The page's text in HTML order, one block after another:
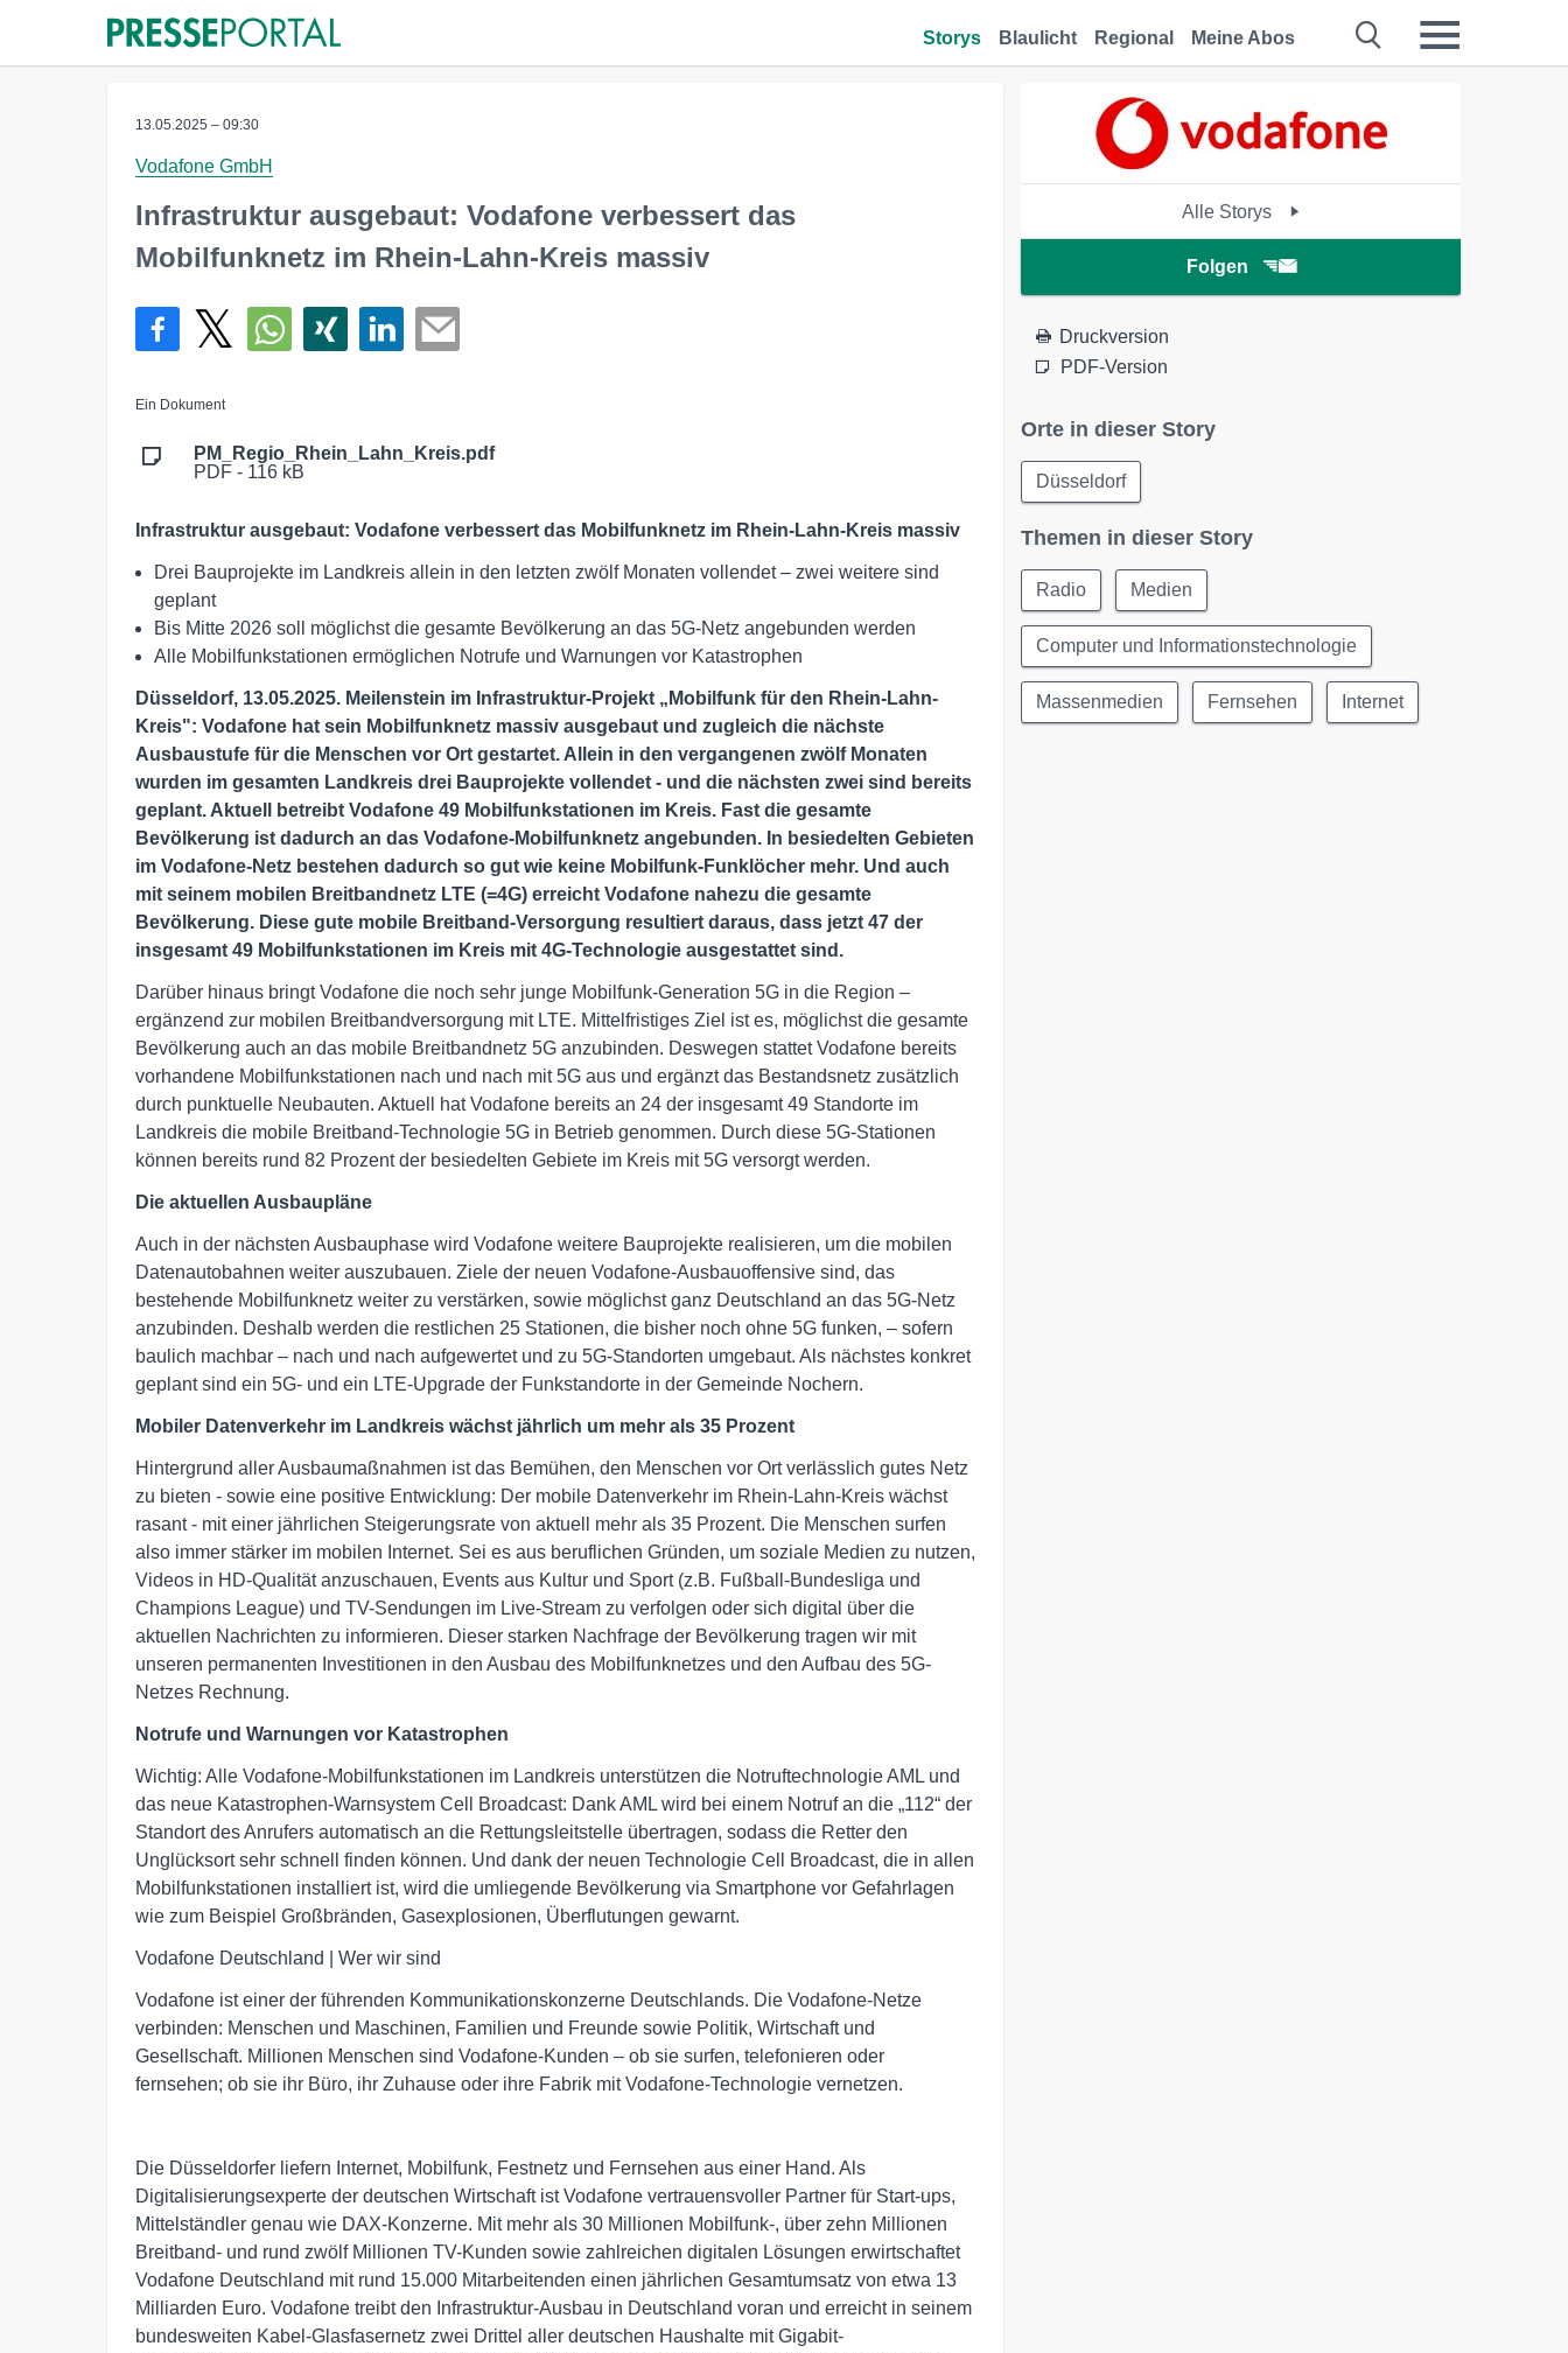
Storys Blaulicht Regional Meine Abos
13.05.2025 – 09:30
Vodafone GmbH
Infrastruktur ausgebaut: Vodafone verbessert das
Mobilfunknetz im Rhein-Lahn-Kreis massiv
Ein Dokument
PM_Regio_Rhein_Lahn_Kreis.pdf
PDF - 116 kB
Infrastruktur ausgebaut: Vodafone verbessert das Mobilfunknetz im Rhein-Lahn-Kreis massiv
Drei Bauprojekte im Landkreis allein in den letzten zwölf Monaten vollendet – zwei weitere sind
geplant
Bis Mitte 2026 soll möglichst die gesamte Bevölkerung an das 5G-Netz angebunden werden
Alle Mobilfunkstationen ermöglichen Notrufe und Warnungen vor Katastrophen
Düsseldorf, 13.05.2025. Meilenstein im Infrastruktur-Projekt „Mobilfunk für den Rhein-Lahn-
Kreis": Vodafone hat sein Mobilfunknetz massiv ausgebaut und zugleich die nächste
Ausbaustufe für die Menschen vor Ort gestartet. Allein in den vergangenen zwölf Monaten
wurden im gesamten Landkreis drei Bauprojekte vollendet - und die nächsten zwei sind bereits
geplant. Aktuell betreibt Vodafone 49 Mobilfunkstationen im Kreis. Fast die gesamte
Bevölkerung ist dadurch an das Vodafone-Mobilfunknetz angebunden. In besiedelten Gebieten
im Vodafone-Netz bestehen dadurch so gut wie keine Mobilfunk-Funklöcher mehr. Und auch
mit seinem mobilen Breitbandnetz LTE (=4G) erreicht Vodafone nahezu die gesamte
Bevölkerung. Diese gute mobile Breitband-Versorgung resultiert daraus, dass jetzt 47 der
insgesamt 49 Mobilfunkstationen im Kreis mit 4G-Technologie ausgestattet sind.
Darüber hinaus bringt Vodafone die noch sehr junge Mobilfunk-Generation 5G in die Region –
ergänzend zur mobilen Breitbandversorgung mit LTE. Mittelfristiges Ziel ist es, möglichst die gesamte
Bevölkerung auch an das mobile Breitbandnetz 5G anzubinden. Deswegen stattet Vodafone bereits
vorhandene Mobilfunkstationen nach und nach mit 5G aus und ergänzt das Bestandsnetz zusätzlich
durch punktuelle Neubauten. Aktuell hat Vodafone bereits an 24 der insgesamt 49 Standorte im
Landkreis die mobile Breitband-Technologie 5G in Betrieb genommen. Durch diese 5G-Stationen
können bereits rund 82 Prozent der besiedelten Gebiete im Kreis mit 5G versorgt werden.
Die aktuellen Ausbaupläne
Auch in der nächsten Ausbauphase wird Vodafone weitere Bauprojekte realisieren, um die mobilen
Datenautobahnen weiter auszubauen. Ziele der neuen Vodafone-Ausbauoffensive sind, das
bestehende Mobilfunknetz weiter zu verstärken, sowie möglichst ganz Deutschland an das 5G-Netz
anzubinden. Deshalb werden die restlichen 25 Stationen, die bisher noch ohne 5G funken, – sofern
baulich machbar – nach und nach aufgewertet und zu 5G-Standorten umgebaut. Als nächstes konkret
geplant sind ein 5G- und ein LTE-Upgrade der Funkstandorte in der Gemeinde Nochern.
Mobiler Datenverkehr im Landkreis wächst jährlich um mehr als 35 Prozent
Hintergrund aller Ausbaumaßnahmen ist das Bemühen, den Menschen vor Ort verlässlich gutes Netz
zu bieten - sowie eine positive Entwicklung: Der mobile Datenverkehr im Rhein-Lahn-Kreis wächst
rasant - mit einer jährlichen Steigerungsrate von aktuell mehr als 35 Prozent. Die Menschen surfen
also immer stärker im mobilen Internet. Sei es aus beruflichen Gründen, um soziale Medien zu nutzen,
Videos in HD-Qualität anzuschauen, Events aus Kultur und Sport (z.B. Fußball-Bundesliga und
Champions League) und TV-Sendungen im Live-Stream zu verfolgen oder sich digital über die
aktuellen Nachrichten zu informieren. Dieser starken Nachfrage der Bevölkerung tragen wir mit
unseren permanenten Investitionen in den Ausbau des Mobilfunknetzes und den Aufbau des 5G-
Netzes Rechnung.
Notrufe und Warnungen vor Katastrophen
Wichtig: Alle Vodafone-Mobilfunkstationen im Landkreis unterstützen die Notruftechnologie AML und
das neue Katastrophen-Warnsystem Cell Broadcast: Dank AML wird bei einem Notruf an die „112“ der
Standort des Anrufers automatisch an die Rettungsleitstelle übertragen, sodass die Retter den
Unglücksort sehr schnell finden können. Und dank der neuen Technologie Cell Broadcast, die in allen
Mobilfunkstationen installiert ist, wird die umliegende Bevölkerung via Smartphone vor Gefahrlagen
wie zum Beispiel Großbränden, Gasexplosionen, Überflutungen gewarnt.
Vodafone Deutschland | Wer wir sind
Vodafone ist einer der führenden Kommunikationskonzerne Deutschlands. Die Vodafone-Netze
verbinden: Menschen und Maschinen, Familien und Freunde sowie Politik, Wirtschaft und
Gesellschaft. Millionen Menschen sind Vodafone-Kunden – ob sie surfen, telefonieren oder
fernsehen; ob sie ihr Büro, ihr Zuhause oder ihre Fabrik mit Vodafone-Technologie vernetzen.
Die Düsseldorfer liefern Internet, Mobilfunk, Festnetz und Fernsehen aus einer Hand. Als
Digitalisierungsexperte der deutschen Wirtschaft ist Vodafone vertrauensvoller Partner für Start-ups,
Mittelständler genau wie DAX-Konzerne. Mit mehr als 30 Millionen Mobilfunk-, über zehn Millionen
Breitband- und rund zwölf Millionen TV-Kunden sowie zahlreichen digitalen Lösungen erwirtschaftet
Vodafone Deutschland mit rund 15.000 Mitarbeitenden einen jährlichen Gesamtumsatz von etwa 13
Milliarden Euro. Vodafone treibt den Infrastruktur-Ausbau in Deutschland voran und erreicht in seinem
bundesweiten Kabel-Glasfasernetz zwei Drittel aller deutschen Haushalte mit Gigabit-
Alle Storys
Folgen
Druckversion
PDF-Version
Orte in dieser Story
Düsseldorf
Themen in dieser Story
Radio Medien
Computer und Informationstechnologie
Massenmedien Fernsehen Internet